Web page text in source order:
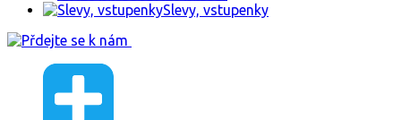
Slevy, vstupenky